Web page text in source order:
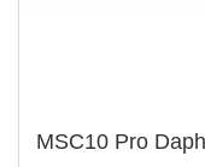
MSC10 Pro